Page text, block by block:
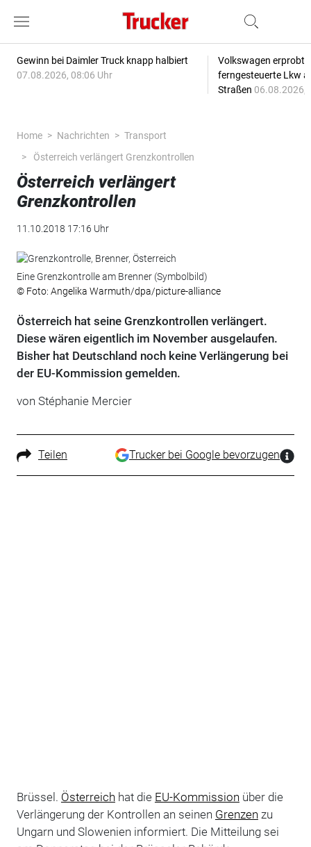
Gewinn bei Daimler Truck knapp halbiert
07.08.2026, 08:06 Uhr
Volkswagen erprobt
ferngesteuerte Lkw
Straßen 06.08.2026,
Home Nachrichten
Transport
Österreich verlängert Grenzkontrollen
Österreich verlängert
Grenzkontrollen
11.10.2018 17:16 Uhr
Eine Grenzkontrolle am Brenner (Symbolbild)
© Foto: Angelika Warmuth/dpa/picture-alliance
Österreich hat seine Grenzkontrollen verlängert.
Diese wären eigentlich im November ausgelaufen.
Bisher hat Deutschland noch keine Verlängerung bei
der EU-Kommission gemelden.
von Stéphanie Mercier
Teilen Trucker bei Google bevorzugen
Brüssel. Österreich hat die EU-Kommission über die
Verlängerung der Kontrollen an seinen Grenzen zu
Ungarn und Slowenien informiert. Die Mitteilung sei